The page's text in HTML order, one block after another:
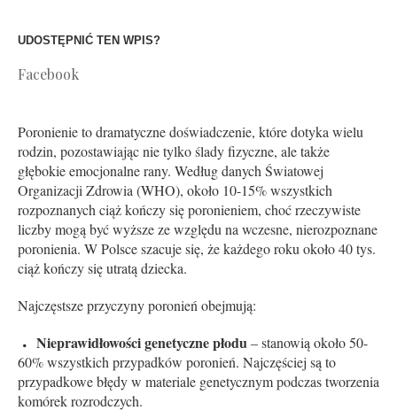
UDOSTĘPNIĆ TEN WPIS?
Facebook
Poronienie to dramatyczne doświadczenie, które dotyka wielu
rodzin, pozostawiając nie tylko ślady fizyczne, ale także
głębokie emocjonalne rany. Według danych Światowej
Organizacji Zdrowia (WHO), około 10-15% wszystkich
rozpoznanych ciąż kończy się poronieniem, choć rzeczywiste
liczby mogą być wyższe ze względu na wczesne, nierozpoznane
poronienia. W Polsce szacuje się, że każdego roku około 40 tys.
ciąż kończy się utratą dziecka.
Najczęstsze przyczyny poronień obejmują:
Nieprawidłowości genetyczne płodu– stanowią około 50-
60% wszystkich przypadków poronień. Najczęściej są to
przypadkowe błędy w materiale genetycznym podczas tworzenia
komórek rozrodczych.